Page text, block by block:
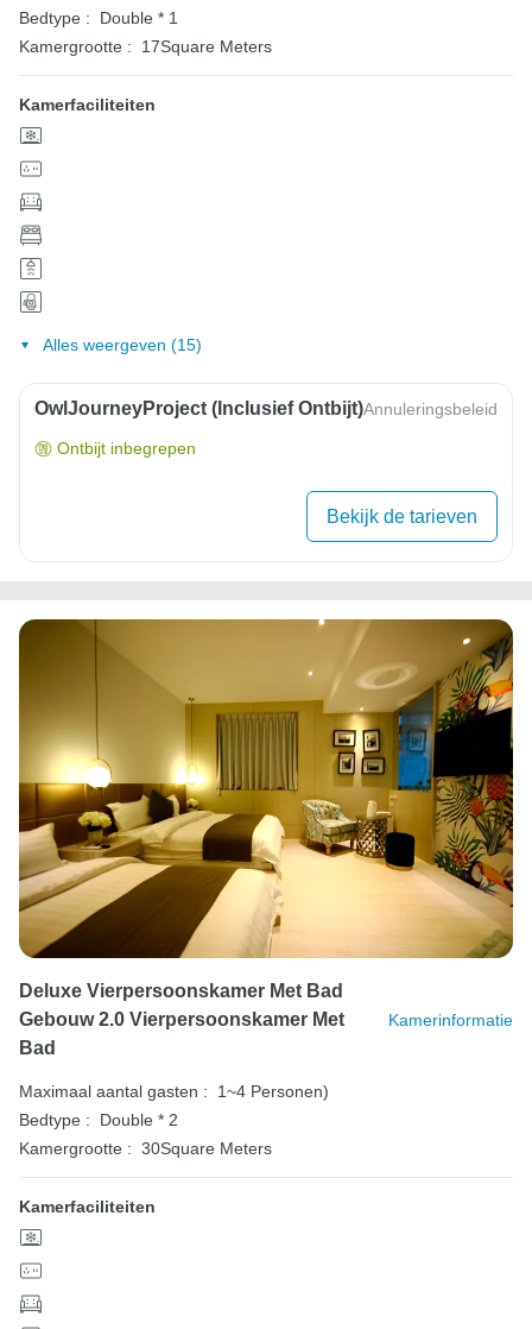
Bedtype :
Double * 1
Kamergrootte :
17Square Meters
Kamerfaciliteiten
Alles weergeven (15)
OwlJourneyProject (inclusief Ontbijt)Annuleringsbeleid
Ontbijt inbegrepen
Bekijk de tarieven
Deluxe Vierpersoonskamer Met Bad
Gebouw 2.0 Vierpersoonskamer Met
Bad
Kamerinformatie
Maximaal aantal gasten :
1~4 Personen)
Bedtype :
Double * 2
Kamergrootte : 30Square Meters
Kamerfaciliteiten